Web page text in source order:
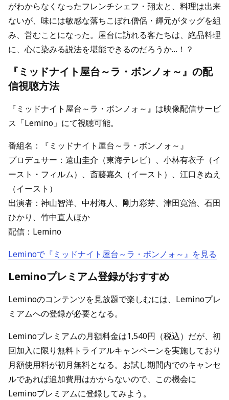
がわからなくなったフレンチシェフ・翔太と、料理は出来
ないが、味には敏感な落ちこぼれ僧侶・輝元がタッグを組
み、営むことになった。屋台に訪れる客たちは、絶品料理
に、心に染みる説法を堪能できるのだろうか…！？
『ミッドナイト屋台～ラ・ボンノォ～』の配
信視聴方法
『ミッドナイト屋台～ラ・ボンノォ～』は映像配信サービ
ス「Lemino」にて視聴可能。
番組名：『ミッドナイト屋台～ラ・ボンノォ～』
プロデュサー：遠山圭介（東海テレビ）、小林有衣子（イ
ースト・フィルム）、斎藤嘉久（イースト）、江口きぬえ
（イースト）
出演者：神山智洋、中村海人、剛力彩芽、津田寛治、石田
ひかり、竹中直人ほか
配信：Lemino
Leminoで『ミッドナイト屋台～ラ・ボンノォ～』を見る
Leminoプレミアム登録がおすすめ
Leminoのコンテンツを見放題で楽しむには、Leminoプレ
ミアムへの登録が必要となる。
Leminoプレミアムの月額料金は1,540円（税込）だが、初
回加入に限り無料トライアルキャンペーンを実施しており
月額使用料が初月無料となる。お試し期間内でのキャンセ
ルであれば追加費用はかからないので、この機会に
Leminoプレミアムに登録してみよう。